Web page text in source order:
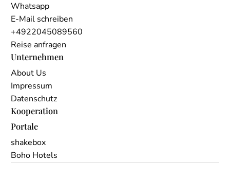
Whatsapp
E-Mail schreiben
+4922045089560
Reise anfragen
Unternehmen
About Us
Impressum
Datenschutz
Kooperation
Portale
shakebox
Boho Hotels